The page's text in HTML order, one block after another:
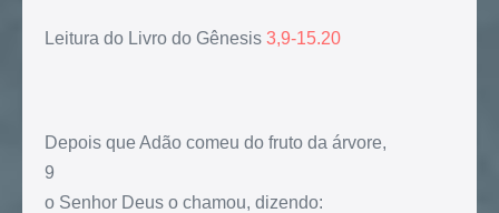
Leitura do Livro do Gênesis 3,9-15.20
Depois que Adão comeu do fruto da árvore,
9
o Senhor Deus o chamou, dizendo: